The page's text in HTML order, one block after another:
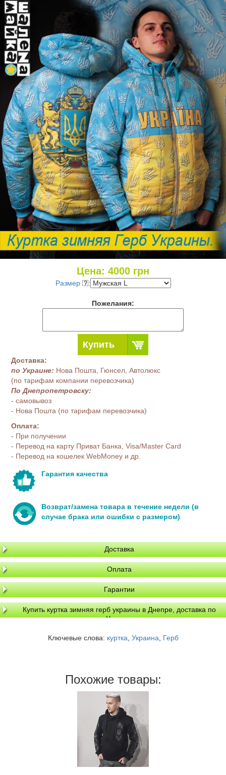
Цена: 4000 грн
Размер :
Пожелания:
Купить
Доставка:
по Украине: Нова Пошта, Гюнсел, Автолюкс
(по тарифам компании перевозчика)
По Днепропетровску:
- самовывоз
- Нова Пошта (по тарифам перевозчика)
Оплата:
- При получении
- Перевод на карту Приват Банка, Visa/Master Card
- Перевод на кошелек WebMoney и др.
Гарантия качества
Возврат/замена товара в течение недели (в
случае брака или ошибки с размером)
Доставка
Оплата
Гарантии
Купить куртка зимняя герб украины в Днепре, доставка по
Украине
Ключевые слова: куртка, Украина, Герб
Похожие товары: